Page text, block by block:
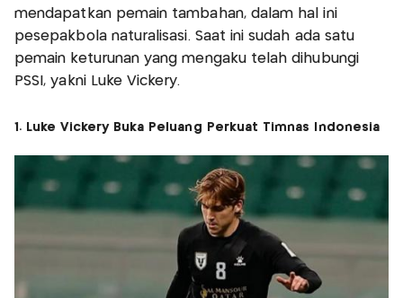
mendapatkan pemain tambahan, dalam hal ini
pesepakbola naturalisasi. Saat ini sudah ada satu
pemain keturunan yang mengaku telah dihubungi
PSSI, yakni Luke Vickery.
1. Luke Vickery Buka Peluang Perkuat Timnas Indonesia